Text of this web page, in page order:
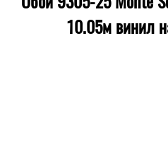
10.05м винил